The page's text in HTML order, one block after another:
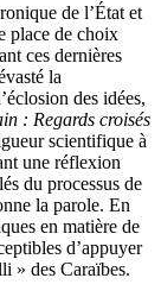
de l’État et
place de choix
ces dernières
la
des idées,
: Regards croisés
scientifique à
une réflexion
du processus de
la parole. En
en matière de
d’appuyer
» des Caraïbes.